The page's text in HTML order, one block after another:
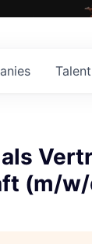
Talent
(m/